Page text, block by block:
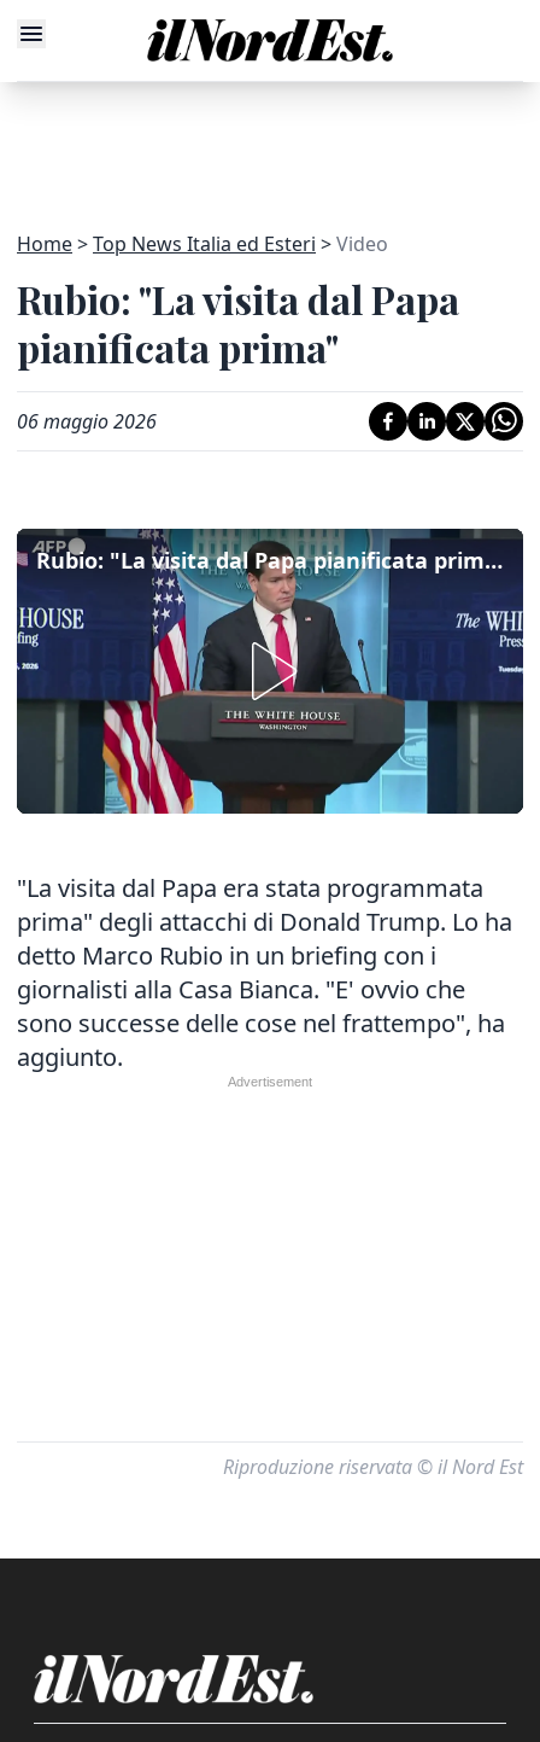
Home Top News Italia ed Esteri Video
Rubio: "La visita dal Papa
pianificata prima"
06 maggio 2026
Rubio: "La visita dal Papa pianificata prima"
"La visita dal Papa era stata programmata
prima" degli attacchi di Donald Trump. Lo ha
detto Marco Rubio in un briefing con i
giornalisti alla Casa Bianca. "E' ovvio che
sono successe delle cose nel frattempo", ha
aggiunto.
Riproduzione riservata © il Nord Est